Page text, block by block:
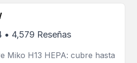
• 4,579 Reseñas
Miko H13 HEPA: cubre hasta